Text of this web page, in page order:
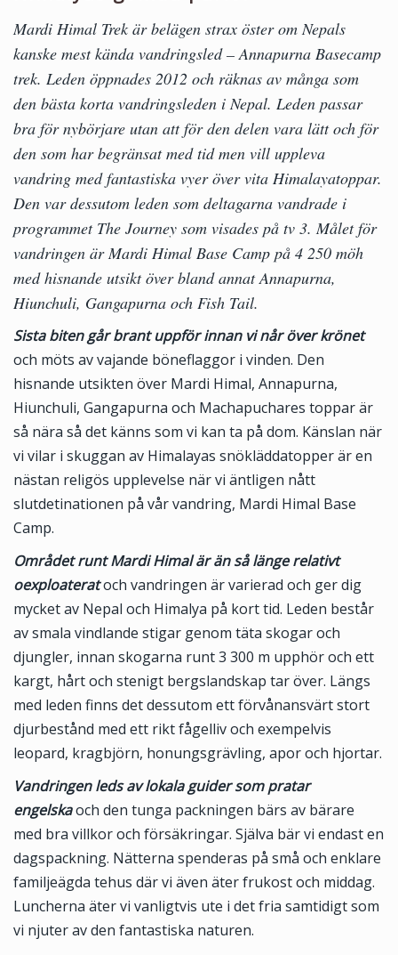
Mardi Himal Trek är belägen strax öster om Nepals
kanske mest kända vandringsled – Annapurna Basecamp
trek. Leden öppnades 2012 och räknas av många som
den bästa korta vandringsleden i Nepal. Leden passar
bra för nybörjare utan att för den delen vara lätt och för
den som har begränsat med tid men vill uppleva
vandring med fantastiska vyer över vita Himalayatoppar.
Den var dessutom leden som deltagarna vandrade i
programmet The Journey som visades på tv 3. Målet för
vandringen är Mardi Himal Base Camp på 4 250 möh
med hisnande utsikt över bland annat Annapurna,
Hiunchuli, Gangapurna och Fish Tail.
Sista biten går brant uppför innan vi når över krönet
och möts av vajande böneflaggor i vinden. Den
hisnande utsikten över Mardi Himal, Annapurna,
Hiunchuli, Gangapurna och Machapuchares toppar är
så nära så det känns som vi kan ta på dom. Känslan när
vi vilar i skuggan av Himalayas snökläddatopper är en
nästan religös upplevelse när vi äntligen nått
slutdetinationen på vår vandring, Mardi Himal Base
Camp.
Området runt Mardi Himal är än så länge relativt
oexploateratoch vandringen är varierad och ger dig
mycket av Nepal och Himalya på kort tid. Leden består
av smala vindlande stigar genom täta skogar och
djungler, innan skogarna runt 3 300 m upphör och ett
kargt, hårt och stenigt bergslandskap tar över. Längs
med leden finns det dessutom ett förvånansvärt stort
djurbestånd med ett rikt fågelliv och exempelvis
leopard, kragbjörn, honungsgrävling, apor och hjortar.
Vandringen leds av lokala guider som pratar
engelskaoch den tunga packningen bärs av bärare
med bra villkor och försäkringar. Själva bär vi endast en
dagspackning. Nätterna spenderas på små och enklare
familjeägda tehus där vi även äter frukost och middag.
Luncherna äter vi vanligtvis ute i det fria samtidigt som
vi njuter av den fantastiska naturen.